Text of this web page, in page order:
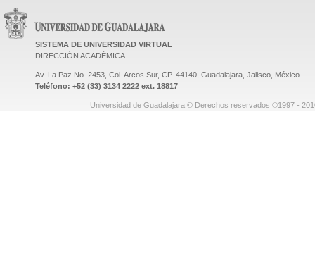
SISTEMA DE UNIVERSIDAD VIRTUAL
DIRECCIÓN ACADÉMICA
Av. La Paz No. 2453, Col. Arcos Sur, CP. 44140, Guadalajara, Jalisco, México.
Teléfono: +52 (33) 3134 2222 ext. 18817
Universidad de Guadalajara © Derechos reservados ©1997 -